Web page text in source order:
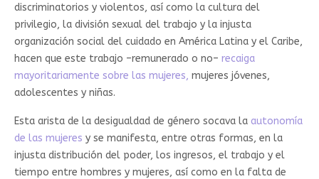
discriminatorios y violentos, así como la cultura del
privilegio, la división sexual del trabajo y la injusta
organización social del cuidado en América Latina y el Caribe,
hacen que este trabajo –remunerado o no– recaiga
mayoritariamente sobre las mujeres, mujeres jóvenes,
adolescentes y niñas.
Esta arista de la desigualdad de género socava la autonomía
de las mujeres y se manifesta, entre otras formas, en la
injusta distribución del poder, los ingresos, el trabajo y el
tiempo entre hombres y mujeres, así como en la falta de